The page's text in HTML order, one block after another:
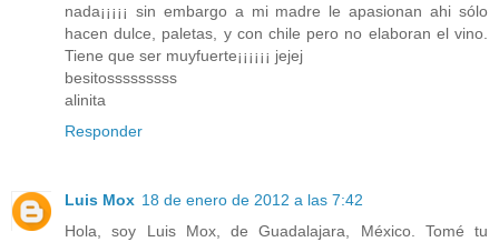
nada¡¡¡¡¡ sin embargo a mi madre le apasionan ahi sólo
hacen dulce, paletas, y con chile pero no elaboran el vino.
Tiene que ser muyfuerte¡¡¡¡¡¡ jejej
besitosssssssss
alinita
Responder
Luis Mox 18 de enero de 2012 a las 7:42
Hola, soy Luis Mox, de Guadalajara, México. Tomé tu